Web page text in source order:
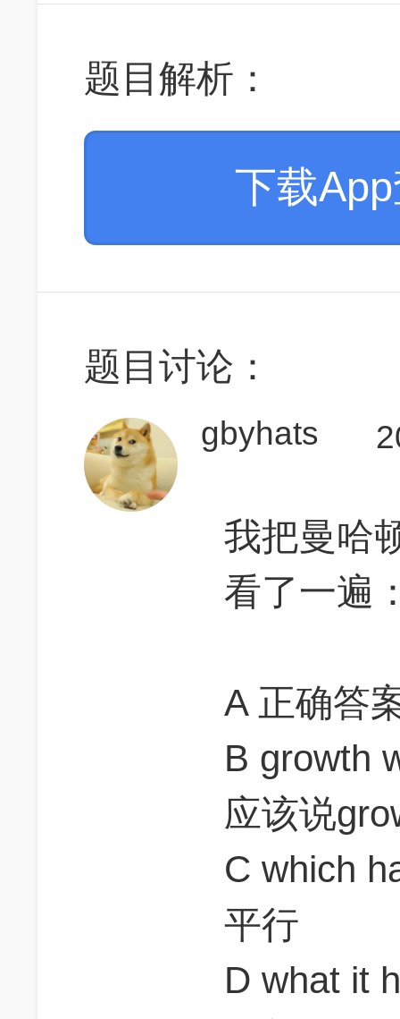
题目解析：
下载
题目讨论：
gbyhats
我把曼哈
看了一遍
A 正确答
B growth
应该说
C which
平行
D what it